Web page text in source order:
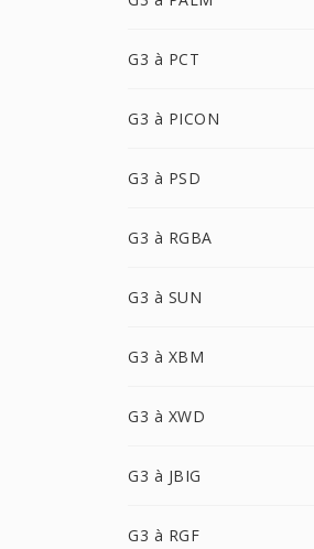
G3 à PCT
G3 à PICON
G3 à PSD
G3 à RGBA
G3 à SUN
G3 à XBM
G3 à XWD
G3 à JBIG
G3 à RGF